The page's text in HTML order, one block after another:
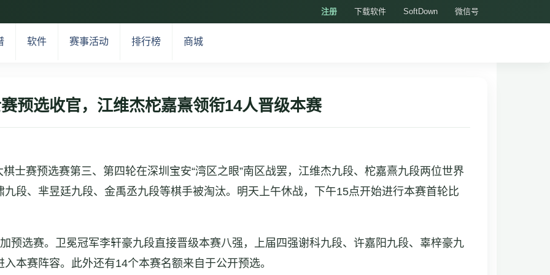
注册 下载软件 SoftDown 微信号
软件 赛事活动 排行榜 商城
预选收官，江维杰柁嘉熹领衔14人晋级本赛
士赛预选赛第三、第四轮在深圳宝安“湾区之眼”南区战罢，江维杰九段、柁嘉熹九段两位世界
段、芈昱廷九段、金禹丞九段等棋手被淘汰。明天上午休战，下午15点开始进行本赛首轮比
预选赛。卫冕冠军李轩豪九段直接晋级本赛八强，上届四强谢科九段、许嘉阳九段、辜梓豪九
本赛阵容。此外还有14个本赛名额来自于公开预选。